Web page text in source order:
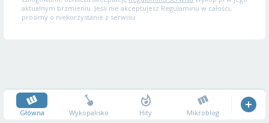
aktualnym brzmieniu. Jeśli nie akceptujesz Regulaminu w całości,
prosimy o niekorzystanie z serwisu.
Główna Wykopalisko Hity Mikroblog